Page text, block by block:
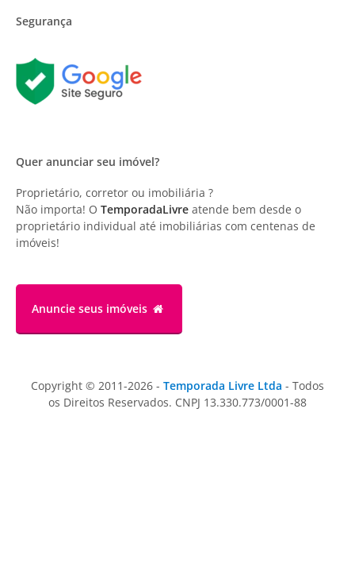
Segurança
Quer anunciar seu imóvel?
Proprietário, corretor ou imobiliária ?
Não importa! O TemporadaLivre atende bem desde o
proprietário individual até imobiliárias com centenas de
imóveis!
Anuncie seus imóveis
Copyright © 2011-2026 - Temporada Livre Ltda - Todos
os Direitos Reservados. CNPJ 13.330.773/0001-88